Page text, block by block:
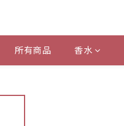
所有商品 香水